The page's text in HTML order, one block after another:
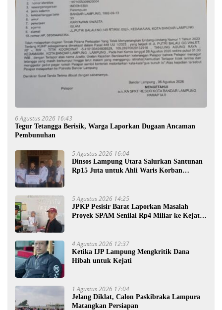
6 Agustus 2026 16:43
Tegur Tetangga Berisik, Warga Laporkan Dugaan Ancaman
Pembunuhan
5 Agustus 2026 16:04
Dinsos Lampung Utara Salurkan Santunan
Rp15 Juta untuk Ahli Waris Korban
5 Agustus 2026 14:25
JPKP Pesisir Barat Laporkan Masalah
Proyek SPAM Senilai Rp4 Miliar ke Kejati
4 Agustus 2026 12:37
Ketika IJP Lampung Mengkritik Dana
Hibah untuk Kejati
1 Agustus 2026 17:04
Jelang Diklat, Calon Paskibraka Lampura
Matangkan Persiapan